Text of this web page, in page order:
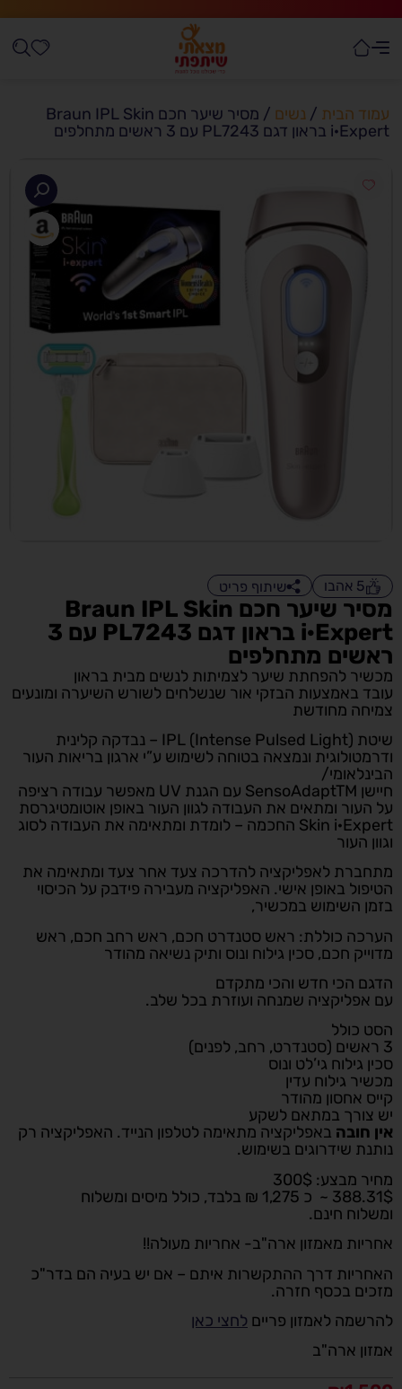
עמוד הבית / נשים
/ מסיר שיער חכם Braun IPL Skin
i·Expert בראון דגם PL7243 עם 3 ראשים מתחלפים
5 אהבו שיתוף פריט
מסיר שיער חכם Braun IPL Skin
i·Expert בראון דגם PL7243 עם 3
ראשים מתחלפים
מכשיר להפחתת שיער לצמיתות לנשים מבית בראון
עובד באמצעות הבזקי אור שנשלחים לשורש השיערה ומונעים
צמיחה מחודשת
שיטת IPL (Intense Pulsed Light) – נבדקה קלינית
ודרמטולוגית ונמצאה בטוחה לשימוש ע”י ארגון בריאות העור
הבינלאומי/
חיישן SensoAdaptTM עם הגנת UV מאפשר עבודה רציפה
על העור ומתאים את העבודה לגוון העור באופן אוטומטיגרסת
Skin i·Expert החכמה – לומדת ומתאימה את העבודה לסוג
וגוון העור
מתחברת לאפליקציה להדרכה צעד אחר צעד ומתאימה את
הטיפול באופן אישי. האפליקציה מעבירה פידבק על הכיסוי
בזמן השימוש במכשיר,
הערכה כוללת: ראש סטנדרט חכם, ראש רחב חכם, ראש
מדוייק חכם, סכין גילוח ונוס ותיק נשיאה מהודר
הדגם הכי חדש והכי מתקדם
עם אפליקציה שמנחה ועוזרת בכל שלב.
הסט כולל
3 ראשים (סטנדרט, רחב, לפנים)
סכין גילוח גי’לט ונוס
מכשיר גילוח עדין
קייס אחסון מהודר
יש צורך במתאם לשקע
אין חובה באפליקציה מתאימה לטלפון הנייד. האפליקציה רק
נותנת שידרוגים בשימוש.
מחיר מבצע: 300$
388.31$ ~ כ 1,275 ₪ בלבד, כולל מיסים ומשלוח
ומשלוח חינם.
אחריות מאמזון ארה"ב- אחריות מעולה!!
האחריות דרך ההתקשרות איתם – אם יש בעיה הם בדר"כ
מזכים בכסף חזרה.
להרשמה לאמזון פריים לחצי כאן
אמזון ארה"ב